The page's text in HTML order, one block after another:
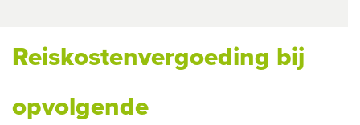
Reiskostenvergoeding bij
opvolgende